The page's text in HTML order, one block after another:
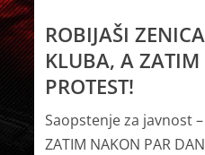
ROBIJAŠI
KLUBA, A
PROTEST!
Saopstenje za javnost –
ZATIM NAKON PAR